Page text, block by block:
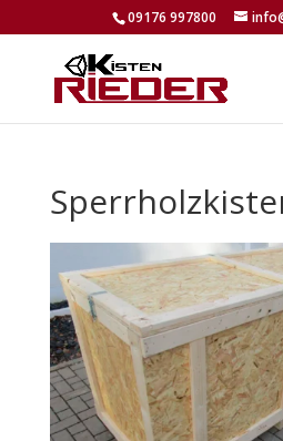
09176 997800